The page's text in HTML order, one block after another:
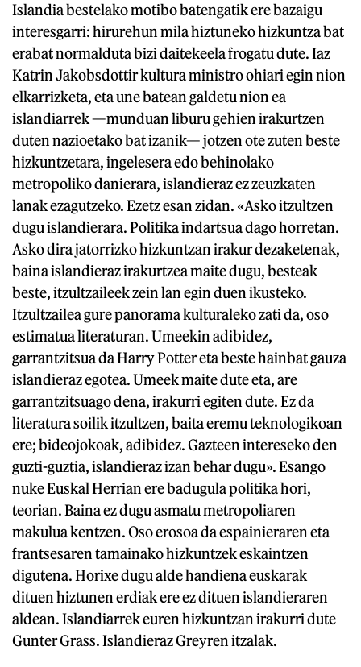
Islandia bestelako motibo batengatik ere bazaigu
interesgarri: hirurehun mila hiztuneko hizkuntza bat
erabat normalduta bizi daitekeela frogatu dute. Iaz
Katrin Jakobsdottir kultura ministro ohiari egin nion
elkarrizketa, eta une batean galdetu nion ea
islandiarrek —munduan liburu gehien irakurtzen
duten nazioetako bat izanik— jotzen ote zuten beste
hizkuntzetara, ingelesera edo behinolako
metropoliko danierara, islandieraz ez zeuzkaten
lanak ezagutzeko. Ezetz esan zidan. «Asko itzultzen
dugu islandierara. Politika indartsua dago horretan.
Asko dira jatorrizko hizkuntzan irakur dezaketenak,
baina islandieraz irakurtzea maite dugu, besteak
beste, itzultzaileek zein lan egin duen ikusteko.
Itzultzailea gure panorama kulturaleko zati da, oso
estimatua literaturan. Umeekin adibidez,
garrantzitsua da Harry Potter eta beste hainbat gauza
islandieraz egotea. Umeek maite dute eta, are
garrantzitsuago dena, irakurri egiten dute. Ez da
literatura soilik itzultzen, baita eremu teknologikoan
ere; bideojokoak, adibidez. Gazteen intereseko den
guzti-guztia, islandieraz izan behar dugu». Esango
nuke Euskal Herrian ere badugula politika hori,
teorian. Baina ez dugu asmatu metropoliaren
makulua kentzen. Oso erosoa da espainieraren eta
frantsesaren tamainako hizkuntzek eskaintzen
digutena. Horixe dugu alde handiena euskarak
dituen hiztunen erdiak ere ez dituen islandieraren
aldean. Islandiarrek euren hizkuntzan irakurri dute
Gunter Grass. Islandieraz Greyren itzalak.